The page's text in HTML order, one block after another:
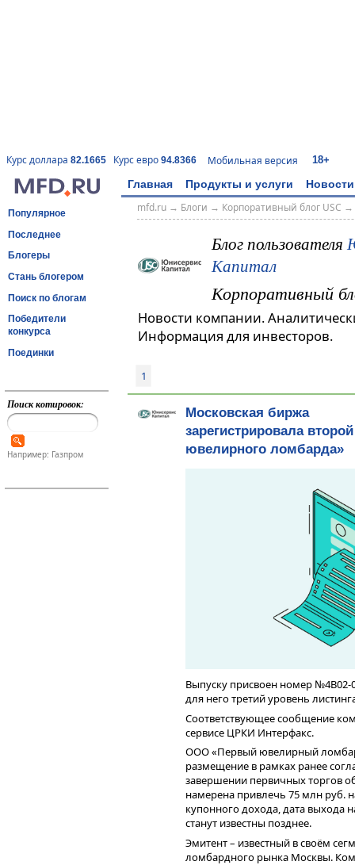
Курс доллара 82.1665 Курс евро 94.8366 Мобильная версия 18+
Главная Продукты и услуги Новости
Популярное
Последнее
Блогеры
Стань блогером
Поиск по блогам
Победители
конкурса
Поединки
Поиск котировок:
Например: Газпром
mfd.ru→ Блоги → Корпоративный блог USC →
Блог пользователя
Капитал
Корпоративный
Новости компании.
Информация для инвесторов.
1
Московская биржа
зарегистрировала
ювелирного ломбарда»
Выпуску присвоен номер №4B02-
для него третий уровень
Соответствующее сообщение
сервисе ЦРКИ Интерфакс.
ООО «Первый ювелирный
размещение в рамках ранее
завершении первичных торгов
намерена привлечь 75 млн руб.
купонного дохода, дата выхода
станут известны позднее.
Эмитент – известный в своём
ломбардного рынка Москвы.